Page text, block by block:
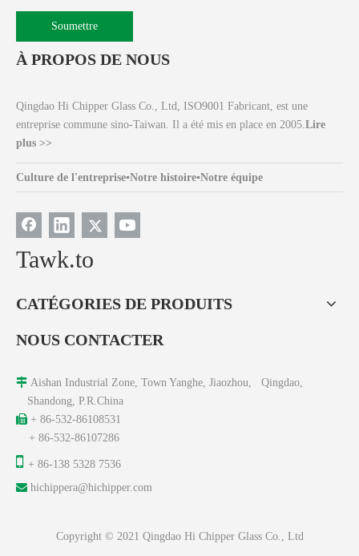
Soumettre
À PROPOS DE NOUS
Qingdao Hi Chipper Glass Co., Ltd, ISO9001 Fabricant, est une
entreprise commune sino-Taiwan. Il a été mis en place en 2005.Lire
plus >>
Culture de l'entreprise▪Notre histoire▪Notre équipe
Tawk.to
CATÉGORIES DE PRODUITS
NOUS CONTACTER
 Aishan Industrial Zone, Town Yanghe, Jiaozhou, Qingdao,
Shandong, P.R.China
 + 86-532-86108531
+ 86-532-86107286
 + 86-138 5328 7536
 hichippera@hichipper.com
Copyright © 2021 Qingdao Hi Chipper Glass Co., Ltd